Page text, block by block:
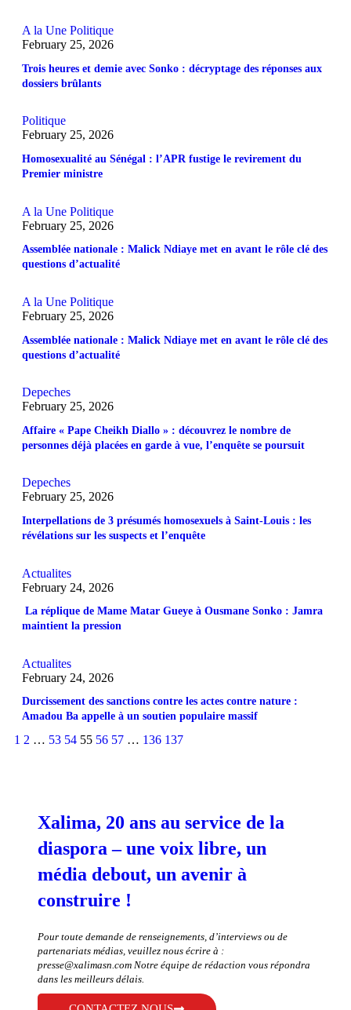
A la Une Politique
February 25, 2026
Trois heures et demie avec Sonko : décryptage des réponses aux
dossiers brûlants
Politique
February 25, 2026
Homosexualité au Sénégal : l’APR fustige le revirement du
Premier ministre
A la Une Politique
February 25, 2026
Assemblée nationale : Malick Ndiaye met en avant le rôle clé des
questions d’actualité
A la Une Politique
February 25, 2026
Assemblée nationale : Malick Ndiaye met en avant le rôle clé des
questions d’actualité
Depeches
February 25, 2026
Affaire « Pape Cheikh Diallo » : découvrez le nombre de
personnes déjà placées en garde à vue, l’enquête se poursuit
Depeches
February 25, 2026
Interpellations de 3 présumés homosexuels à Saint-Louis : les
révélations sur les suspects et l’enquête
Actualites
February 24, 2026
La réplique de Mame Matar Gueye à Ousmane Sonko : Jamra
maintient la pression
Actualites
February 24, 2026
Durcissement des sanctions contre les actes contre nature :
Amadou Ba appelle à un soutien populaire massif
1 2 … 53 54 55 56 57 … 136 137
Xalima, 20 ans au service de la
diaspora – une voix libre, un
média debout, un avenir à
construire !
Pour toute demande de renseignements, d’interviews ou de
partenariats médias, veuillez nous écrire à :
presse@xalimasn.com Notre équipe de rédaction vous répondra
dans les meilleurs délais.